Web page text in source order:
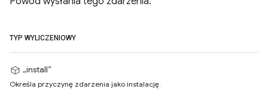
TYP WYLICZENIOWY
„install”
Określa przyczynę zdarzenia jako instalację.